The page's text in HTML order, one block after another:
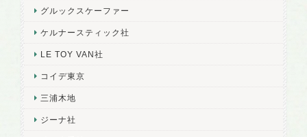
グルックスケーファー
ケルナースティック社
LE TOY VAN社
コイデ東京
三浦木地
ジーナ社